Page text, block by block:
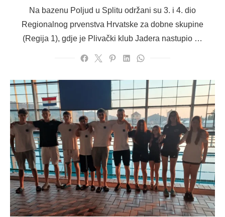
Na bazenu Poljud u Splitu održani su 3. i 4. dio
Regionalnog prvenstva Hrvatske za dobne skupine
(Regija 1), gdje je Plivački klub Jadera nastupio …